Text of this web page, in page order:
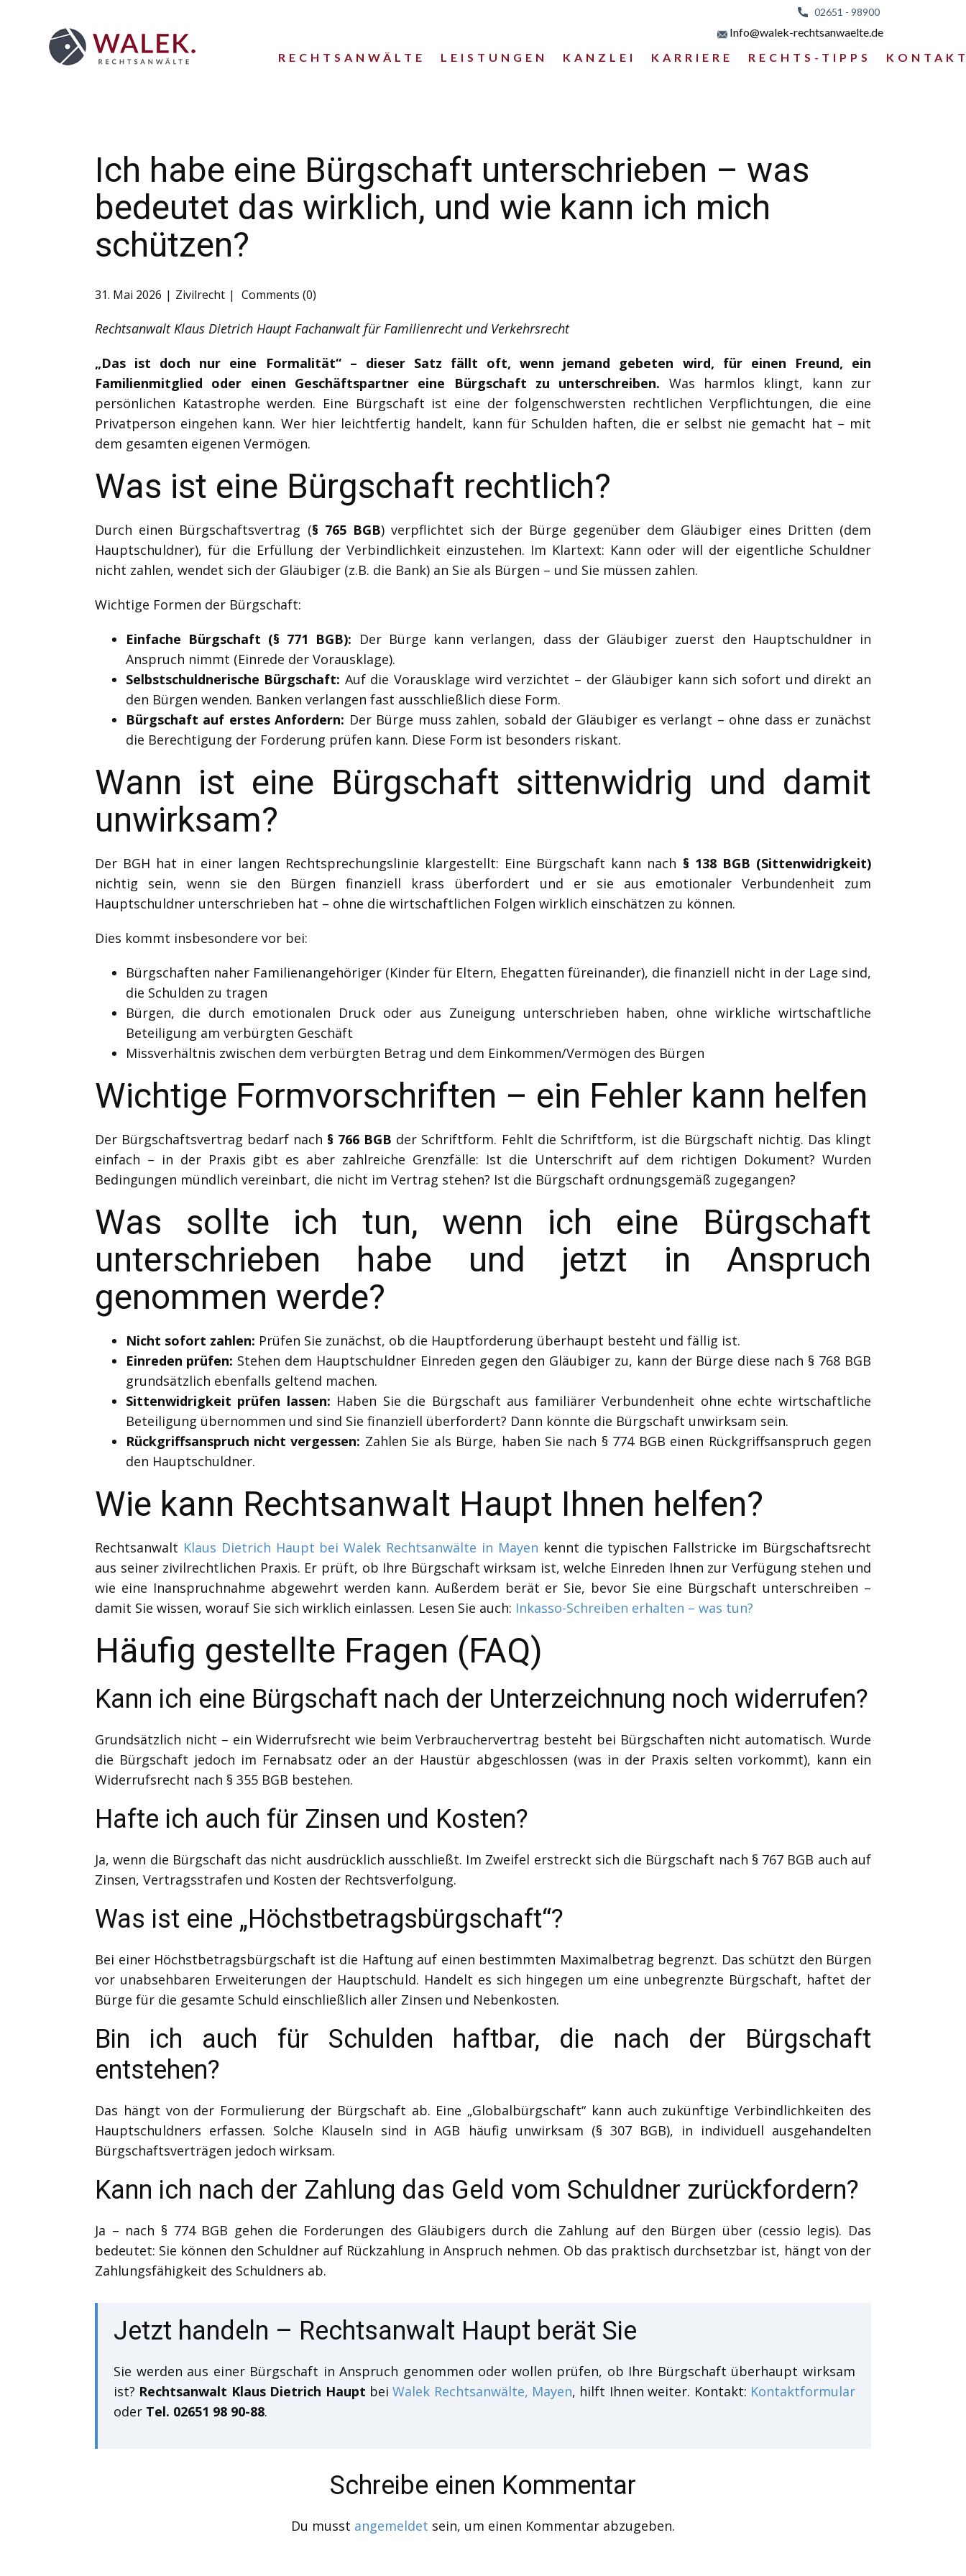
02651 - 98900
RECHTSANWÄLTE LEISTUNGEN KANZLEI KARRIERE RECHTS-TIPPS
Info@walek-rechtsanwaelte.de
Ich habe eine Bürgschaft unterschrieben – was
bedeutet das wirklich, und wie kann ich mich
schützen?
31. Mai 2026 Zivilrecht Comments (0)
Rechtsanwalt Klaus Dietrich Haupt Fachanwalt für Familienrecht und Verkehrsrecht
„Das ist doch nur eine Formalität“ – dieser Satz fällt oft, wenn jemand gebeten wird, für einen Freund, ein
Familienmitglied oder einen Geschäftspartner eine Bürgschaft zu unterschreiben. Was harmlos klingt, kann zur
persönlichen Katastrophe werden. Eine Bürgschaft ist eine der folgenschwersten rechtlichen Verpflichtungen, die eine
Privatperson eingehen kann. Wer hier leichtfertig handelt, kann für Schulden haften, die er selbst nie gemacht hat – mit
dem gesamten eigenen Vermögen.
Was ist eine Bürgschaft rechtlich?
Durch einen Bürgschaftsvertrag (§ 765 BGB) verpflichtet sich der Bürge gegenüber dem Gläubiger eines Dritten (dem
Hauptschuldner), für die Erfüllung der Verbindlichkeit einzustehen. Im Klartext: Kann oder will der eigentliche Schuldner
nicht zahlen, wendet sich der Gläubiger (z.B. die Bank) an Sie als Bürgen – und Sie müssen zahlen.
Wichtige Formen der Bürgschaft:
Einfache Bürgschaft (§ 771 BGB): Der Bürge kann verlangen, dass der Gläubiger zuerst den Hauptschuldner in
Anspruch nimmt (Einrede der Vorausklage).
Selbstschuldnerische Bürgschaft: Auf die Vorausklage wird verzichtet – der Gläubiger kann sich sofort und direkt an
den Bürgen wenden. Banken verlangen fast ausschließlich diese Form.
Bürgschaft auf erstes Anfordern: Der Bürge muss zahlen, sobald der Gläubiger es verlangt – ohne dass er zunächst
die Berechtigung der Forderung prüfen kann. Diese Form ist besonders riskant.
Wann ist eine Bürgschaft sittenwidrig und damit
unwirksam?
Der BGH hat in einer langen Rechtsprechungslinie klargestellt: Eine Bürgschaft kann nach § 138 BGB (Sittenwidrigkeit)
nichtig sein, wenn sie den Bürgen finanziell krass überfordert und er sie aus emotionaler Verbundenheit zum
Hauptschuldner unterschrieben hat – ohne die wirtschaftlichen Folgen wirklich einschätzen zu können.
Dies kommt insbesondere vor bei:
Bürgschaften naher Familienangehöriger (Kinder für Eltern, Ehegatten füreinander), die finanziell nicht in der Lage sind,
die Schulden zu tragen
Bürgen, die durch emotionalen Druck oder aus Zuneigung unterschrieben haben, ohne wirkliche wirtschaftliche
Beteiligung am verbürgten Geschäft
Missverhältnis zwischen dem verbürgten Betrag und dem Einkommen/Vermögen des Bürgen
Wichtige Formvorschriften – ein Fehler kann helfen
Der Bürgschaftsvertrag bedarf nach § 766 BGB der Schriftform. Fehlt die Schriftform, ist die Bürgschaft nichtig. Das klingt
einfach – in der Praxis gibt es aber zahlreiche Grenzfälle: Ist die Unterschrift auf dem richtigen Dokument? Wurden
Bedingungen mündlich vereinbart, die nicht im Vertrag stehen? Ist die Bürgschaft ordnungsgemäß zugegangen?
Was sollte ich tun, wenn ich eine Bürgschaft
unterschrieben habe und jetzt in Anspruch
genommen werde?
Nicht sofort zahlen: Prüfen Sie zunächst, ob die Hauptforderung überhaupt besteht und fällig ist.
Einreden prüfen: Stehen dem Hauptschuldner Einreden gegen den Gläubiger zu, kann der Bürge diese nach § 768 BGB
grundsätzlich ebenfalls geltend machen.
Sittenwidrigkeit prüfen lassen: Haben Sie die Bürgschaft aus familiärer Verbundenheit ohne echte wirtschaftliche
Beteiligung übernommen und sind Sie finanziell überfordert? Dann könnte die Bürgschaft unwirksam sein.
Rückgriffsanspruch nicht vergessen: Zahlen Sie als Bürge, haben Sie nach § 774 BGB einen Rückgriffsanspruch gegen
den Hauptschuldner.
Wie kann Rechtsanwalt Haupt Ihnen helfen?
Rechtsanwalt Klaus Dietrich Haupt bei Walek Rechtsanwälte in Mayen kennt die typischen Fallstricke im Bürgschaftsrecht
aus seiner zivilrechtlichen Praxis. Er prüft, ob Ihre Bürgschaft wirksam ist, welche Einreden Ihnen zur Verfügung stehen und
wie eine Inanspruchnahme abgewehrt werden kann. Außerdem berät er Sie, bevor Sie eine Bürgschaft unterschreiben –
damit Sie wissen, worauf Sie sich wirklich einlassen. Lesen Sie auch: Inkasso-Schreiben erhalten – was tun?
Häufig gestellte Fragen (FAQ)
Kann ich eine Bürgschaft nach der Unterzeichnung noch widerrufen?
Grundsätzlich nicht – ein Widerrufsrecht wie beim Verbrauchervertrag besteht bei Bürgschaften nicht automatisch. Wurde
die Bürgschaft jedoch im Fernabsatz oder an der Haustür abgeschlossen (was in der Praxis selten vorkommt), kann ein
Widerrufsrecht nach § 355 BGB bestehen.
Hafte ich auch für Zinsen und Kosten?
Ja, wenn die Bürgschaft das nicht ausdrücklich ausschließt. Im Zweifel erstreckt sich die Bürgschaft nach § 767 BGB auch auf
Zinsen, Vertragsstrafen und Kosten der Rechtsverfolgung.
Was ist eine „Höchstbetragsbürgschaft“?
Bei einer Höchstbetragsbürgschaft ist die Haftung auf einen bestimmten Maximalbetrag begrenzt. Das schützt den Bürgen
vor unabsehbaren Erweiterungen der Hauptschuld. Handelt es sich hingegen um eine unbegrenzte Bürgschaft, haftet der
Bürge für die gesamte Schuld einschließlich aller Zinsen und Nebenkosten.
Bin ich auch für Schulden haftbar, die nach der Bürgschaft
entstehen?
Das hängt von der Formulierung der Bürgschaft ab. Eine „Globalbürgschaft“ kann auch zukünftige Verbindlichkeiten des
Hauptschuldners erfassen. Solche Klauseln sind in AGB häufig unwirksam (§ 307 BGB), in individuell ausgehandelten
Bürgschaftsverträgen jedoch wirksam.
Kann ich nach der Zahlung das Geld vom Schuldner zurückfordern?
Ja – nach § 774 BGB gehen die Forderungen des Gläubigers durch die Zahlung auf den Bürgen über (cessio legis). Das
bedeutet: Sie können den Schuldner auf Rückzahlung in Anspruch nehmen. Ob das praktisch durchsetzbar ist, hängt von der
Zahlungsfähigkeit des Schuldners ab.
Jetzt handeln – Rechtsanwalt Haupt berät Sie
Sie werden aus einer Bürgschaft in Anspruch genommen oder wollen prüfen, ob Ihre Bürgschaft überhaupt wirksam
ist? Rechtsanwalt Klaus Dietrich Haupt beiWalek Rechtsanwälte, Mayen, hilft Ihnen weiter. Kontakt: Kontaktformular
oder Tel. 02651 98 90-88.
Schreibe einen Kommentar
Du musst angemeldet sein, um einen Kommentar abzugeben.